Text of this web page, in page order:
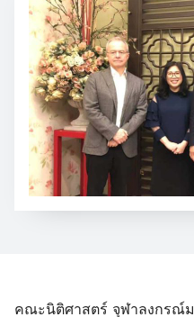
คณะนิติศาสตร์ จุฬาลงกรณ์